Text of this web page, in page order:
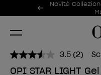
Offerte
Novità
Item 1 of 2
3.5 Leggi
2
(2)
OPI STAR LIGHT